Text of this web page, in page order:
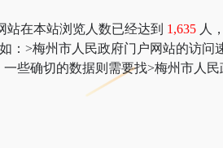
在本站浏览人数已经达到 1,635 人
：>梅州市人民政府门户网站的访
些确切的数据则需要找>梅州市人